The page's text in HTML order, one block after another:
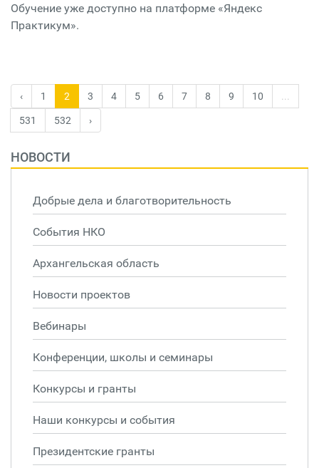
Обучение уже доступно на платформе «Яндекс
Практикум».
‹ 1 2 3 4 5 6 7 8 9 10
531 532 ›
НОВОСТИ
Добрые дела и благотворительность
События НКО
Архангельская область
Новости проектов
Вебинары
Конференции, школы и семинары
Конкурсы и гранты
Наши конкурсы и события
Президентские гранты